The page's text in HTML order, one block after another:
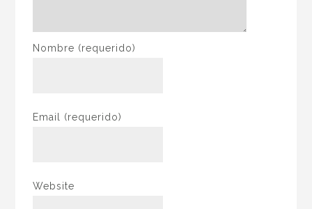
Nombre (requerido)
Email (requerido)
Website